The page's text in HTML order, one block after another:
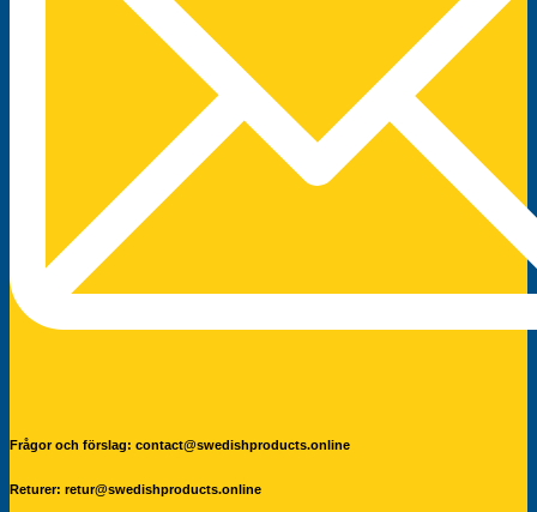
Frågor och förslag: contact@swedishproducts.online
Returer: retur@swedishproducts.online